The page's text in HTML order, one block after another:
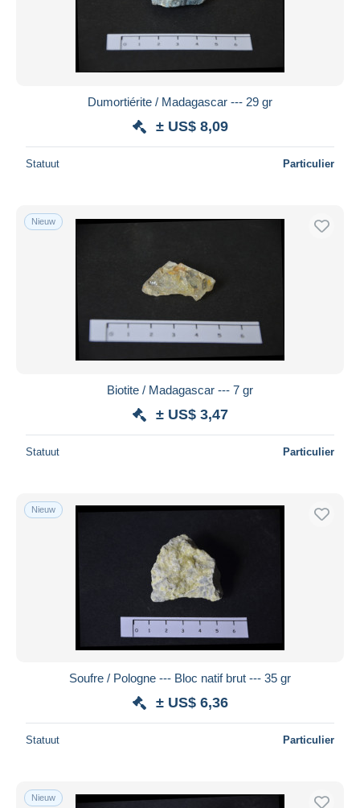
Dumortiérite / Madagascar --- 29 gr
± US$ 8,09
Statuut Particulier
Nieuw
Biotite / Madagascar --- 7 gr
± US$ 3,47
Statuut Particulier
Nieuw
Soufre / Pologne --- Bloc natif brut --- 35 gr
± US$ 6,36
Statuut Particulier
Nieuw